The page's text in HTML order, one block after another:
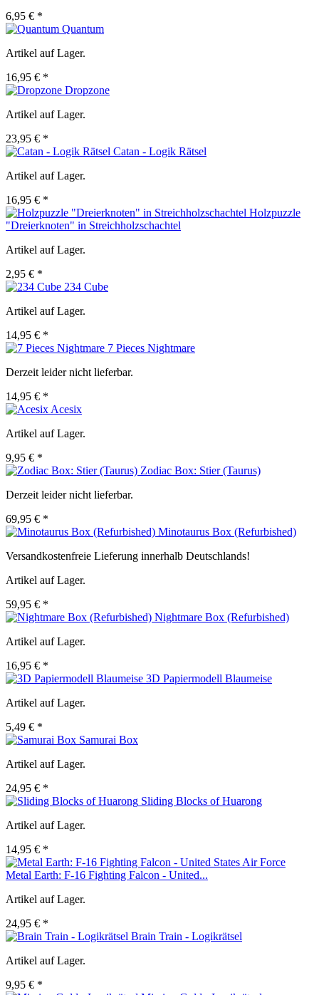
6,95 € *
Quantum
Artikel auf Lager.
16,95 € *
Dropzone
Artikel auf Lager.
23,95 € *
Catan - Logik Rätsel
Artikel auf Lager.
16,95 € *
Holzpuzzle
"Dreierknoten" in Streichholzschachtel
Artikel auf Lager.
2,95 € *
234 Cube
Artikel auf Lager.
14,95 € *
7 Pieces Nightmare
Derzeit leider nicht lieferbar.
14,95 € *
Acesix
Artikel auf Lager.
9,95 € *
Zodiac Box: Stier (Taurus)
Derzeit leider nicht lieferbar.
69,95 € *
Minotaurus Box (Refurbished)
Versandkostenfreie Lieferung innerhalb Deutschlands!
Artikel auf Lager.
59,95 € *
Nightmare Box (Refurbished)
Artikel auf Lager.
16,95 € *
3D Papiermodell Blaumeise
Artikel auf Lager.
5,49 € *
Samurai Box
Artikel auf Lager.
24,95 € *
Sliding Blocks of Huarong
Artikel auf Lager.
14,95 € *
Metal Earth: F-16 Fighting Falcon - United...
Artikel auf Lager.
24,95 € *
Brain Train - Logikrätsel
Artikel auf Lager.
9,95 € *